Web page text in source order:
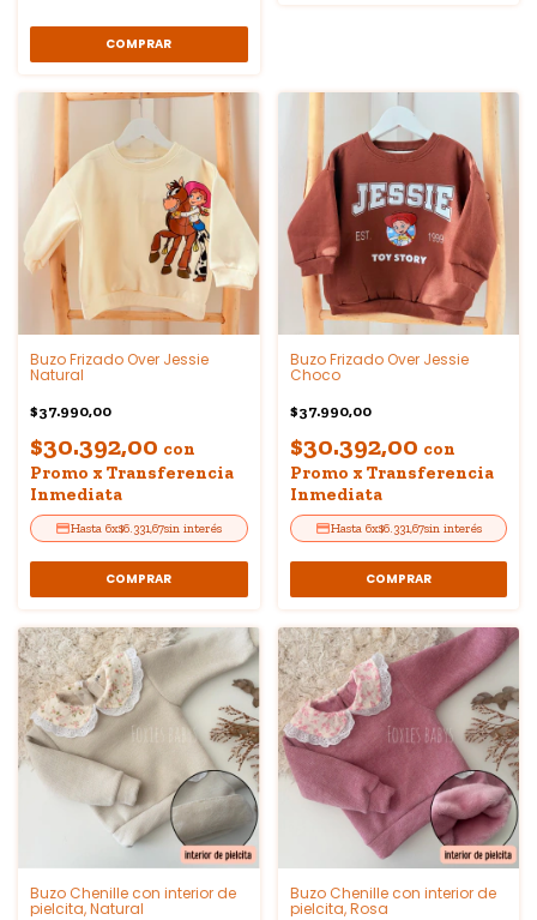
COMPRAR
Buzo Frizado Over Jessie
Natural
$37.990,00
$30.392,00 con
Promo x Transferencia
Inmediata
6x$6.331,67sin interés
COMPRAR
Buzo Frizado Over Jessie
Choco
$37.990,00
$30.392,00 con
Promo x Transferencia
Inmediata
6x$6.331,67sin interés
COMPRAR
Buzo Chenille con interior de
pielcita, Natural
Buzo Chenille con interior de
pielcita, Rosa